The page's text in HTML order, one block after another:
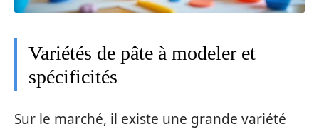
Variétés de pâte à modeler et
spécificités
Sur le marché, il existe une grande variété